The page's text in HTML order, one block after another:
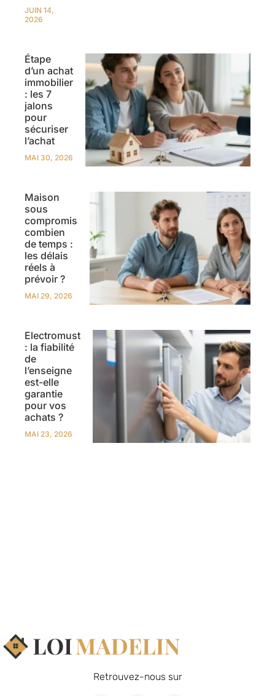
JUIN 14,
2026
Étape
d’un achat
immobilier
: les 7
jalons
pour
sécuriser
l’achat
MAI 30, 2026
Maison
sous
compromis
combien
de temps :
les délais
réels à
prévoir ?
MAI 29, 2026
Electromust
: la fiabilité
de
l’enseigne
est-elle
garantie
pour vos
achats ?
MAI 23, 2026
Retrouvez-nous sur